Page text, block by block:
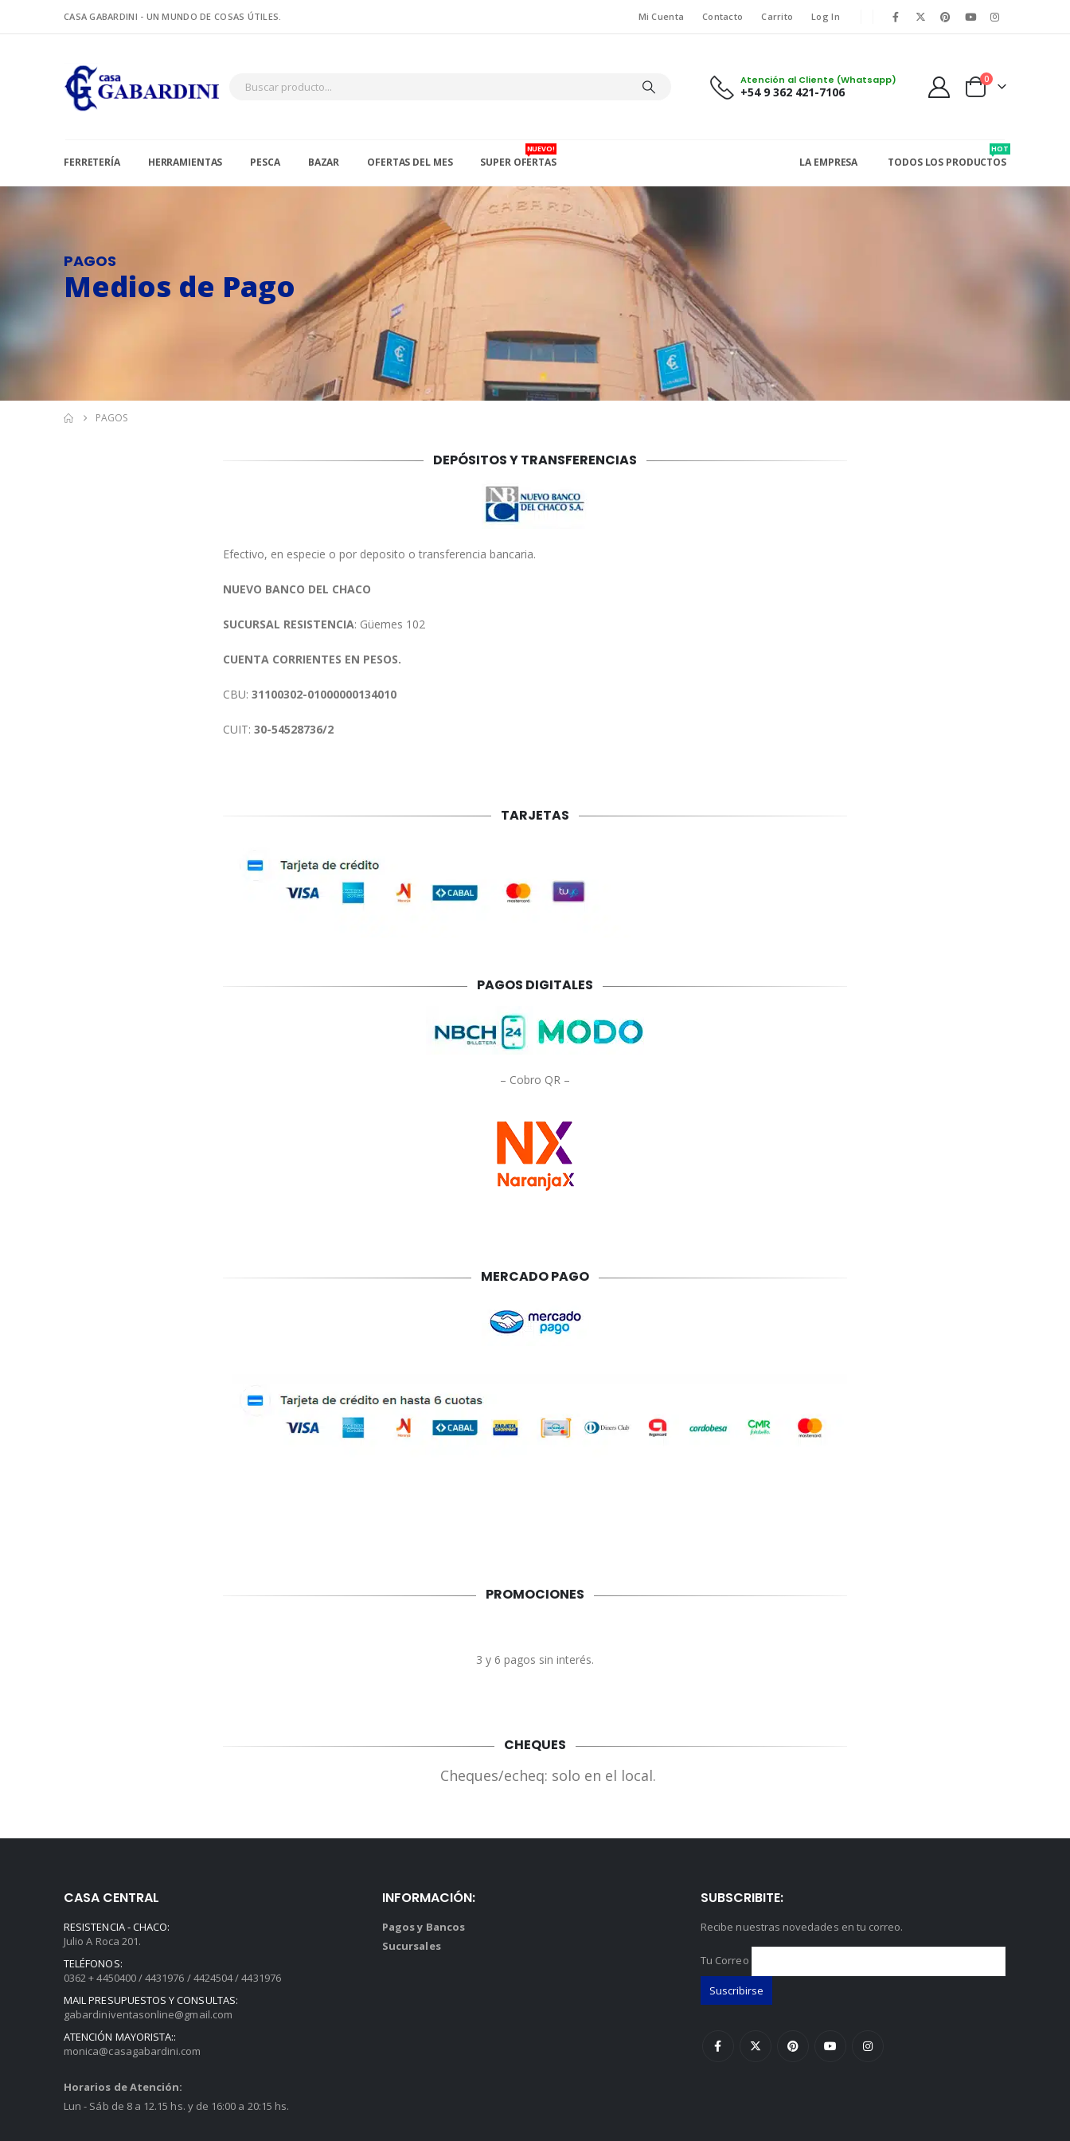
CASA GABARDINI - UN MUNDO DE COSAS ÚTILES. Mi Cuenta Contacto Carrito Log In
Atención al Cliente (Whatsapp)
+54 9 362 421-7106
0
FERRETERÍA HERRAMIENTAS PESCA BAZAR OFERTAS DEL MES SUPER OFERTAS
NUEVO!
LA EMPRESA TODOS LOS PRODUCTOS
HOT
PAGOS
Medios de Pago
PAGOS
DEPÓSITOS Y TRANSFERENCIAS
Efectivo, en especie o por deposito o transferencia bancaria.
NUEVO BANCO DEL CHACO
SUCURSAL RESISTENCIA: Güemes 102
CUENTA CORRIENTES EN PESOS.
CBU: 31100302-01000000134010
CUIT: 30-54528736/2
TARJETAS
PAGOS DIGITALES
– Cobro QR –
MERCADO PAGO
PROMOCIONES
3 y 6 pagos sin interés.
CHEQUES
Cheques/echeq: solo en el local.
CASA CENTRAL
RESISTENCIA - CHACO:
Julio A Roca 201.
TELÉFONOS:
0362 + 4450400 / 4431976 / 4424504 / 4431976
MAIL PRESUPUESTOS Y CONSULTAS:
gabardiniventasonline@gmail.com
ATENCIÓN MAYORISTA::
monica@casagabardini.com
Horarios de Atención:
Lun - Sáb de 8 a 12.15 hs. y de 16:00 a 20:15 hs.
INFORMACIÓN:
Pagos y Bancos
Sucursales
SUBSCRIBITE:
Recibe nuestras novedades en tu correo.
Tu Correo